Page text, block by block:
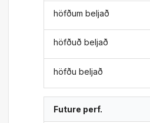
höfðum beljað
höfðuð beljað
höfðu beljað
Future perf.